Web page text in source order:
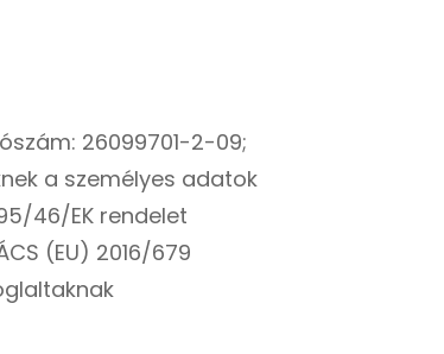
26099701-2-09;
a személyes adatok
46/EK rendelet
(EU) 2016/679